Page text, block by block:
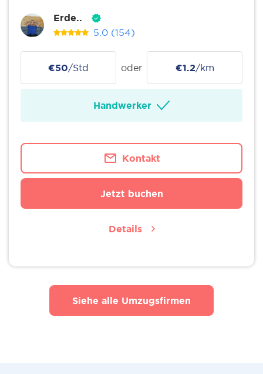
Erde..
5.0 (154)
€50/Std oder €1.2/km
Handwerker
Kontakt
Jetzt buchen
Details
Siehe alle Umzugsfirmen